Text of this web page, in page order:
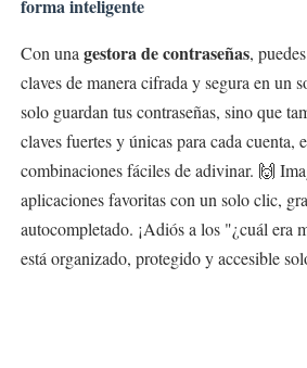
forma inteligente
Con una gestora de contraseñas,
claves de manera cifrada y segura en un
solo guardan tus contraseñas, sino que
claves fuertes y únicas para cada cuenta,
combinaciones fáciles de adivinar. 🙌
aplicaciones favoritas con un solo clic,
autocompletado. ¡Adiós a los "¿cuál era
está organizado, protegido y accesible